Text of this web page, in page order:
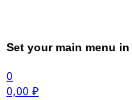
Set your main menu in
0
0,00 ₽